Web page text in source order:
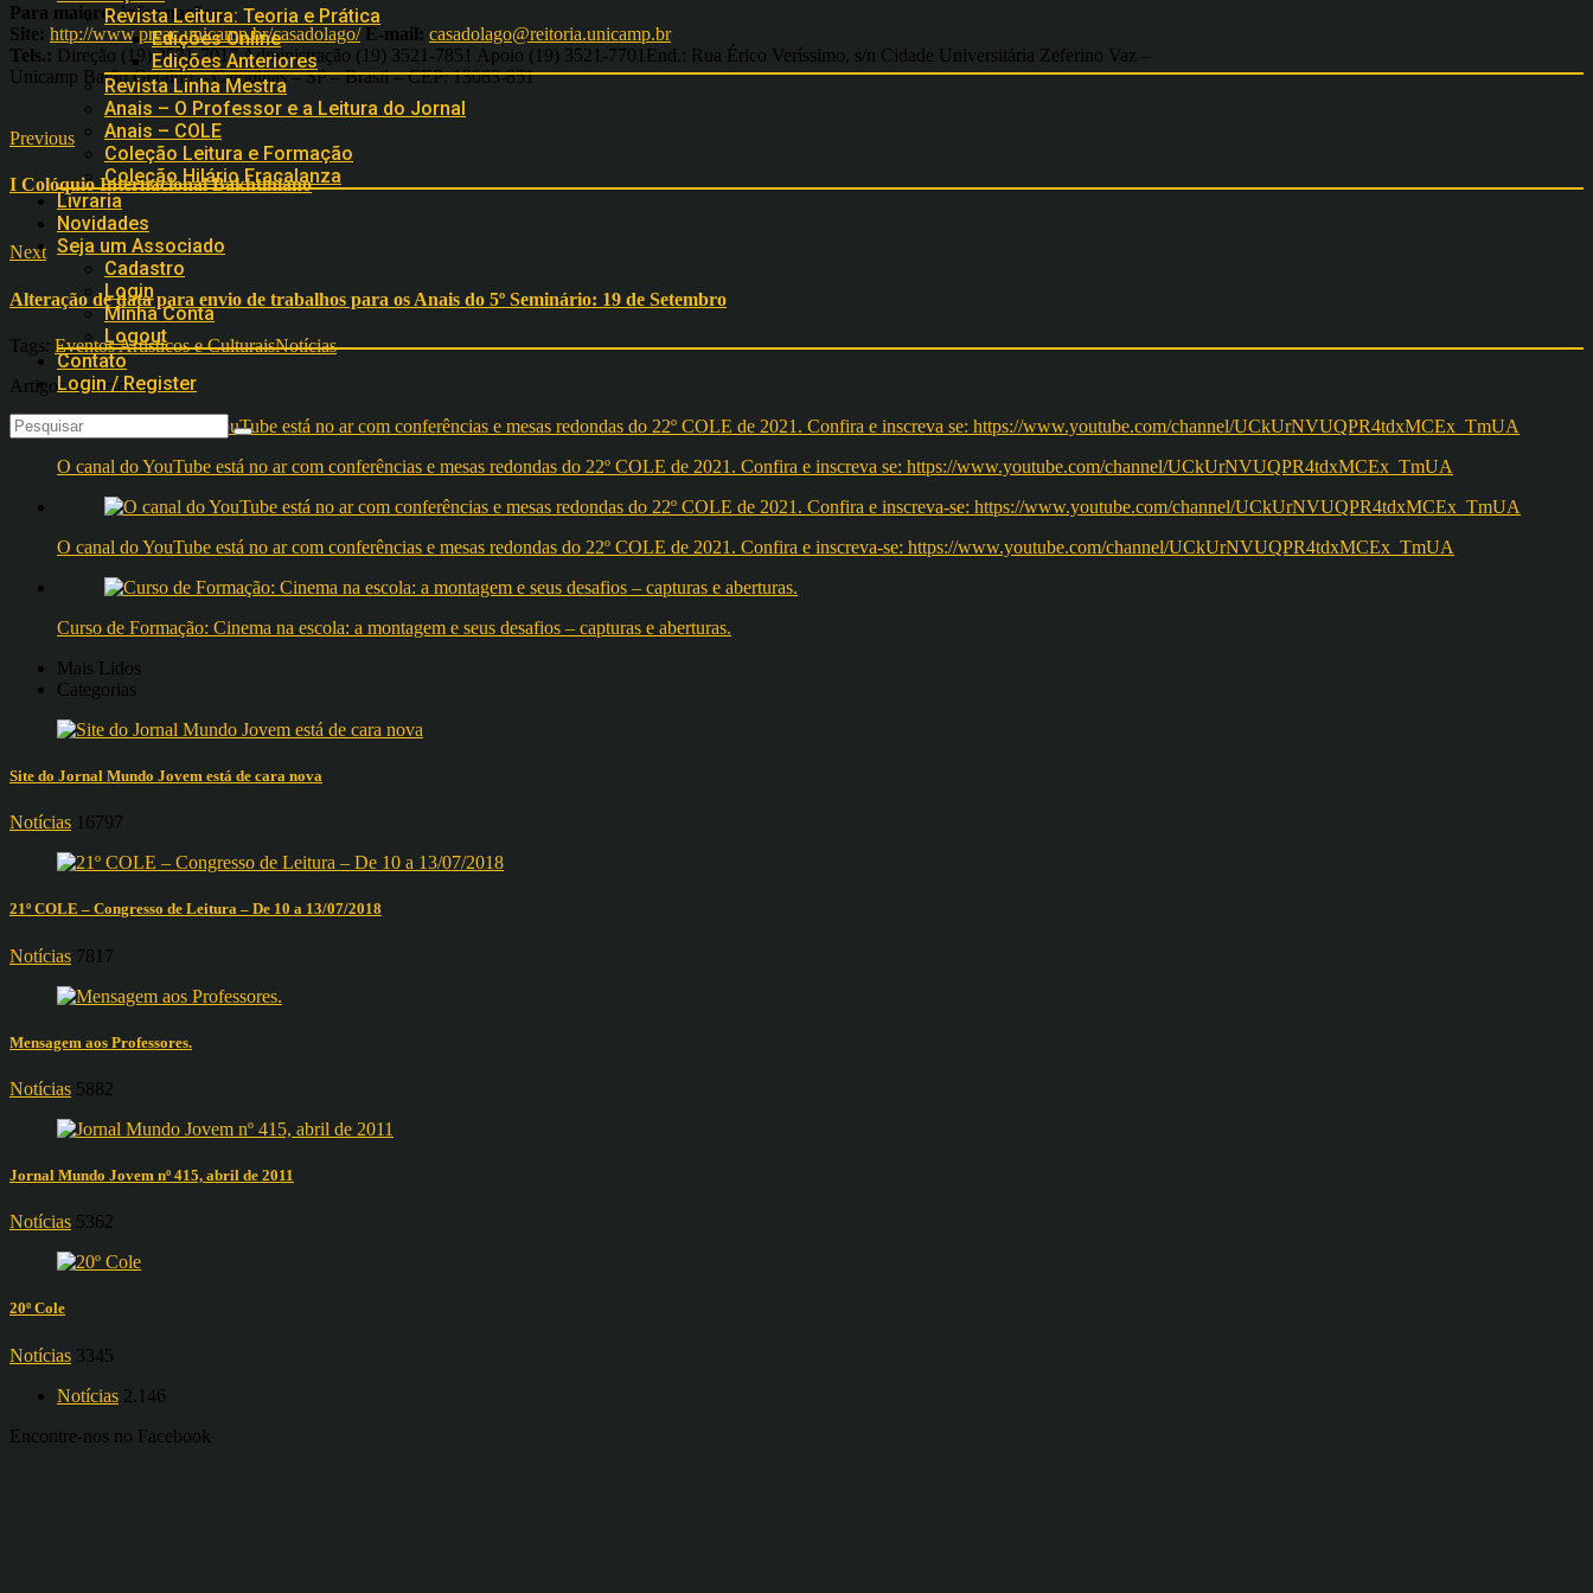
Revista Leitura: Teoria e Prática
Edições Online
Edições Anteriores
Revista Linha Mestra
Anais – O Professor e a Leitura do Jornal
Anais – COLE
Coleção Leitura e Formação
Coleção Hilário Fracalanza
Livraria
Novidades
Seja um Associado
Cadastro
Login
Minha Conta
Logout
Contato
Login / Register
Para maiores informações:
Site: http://www.preac.unicamp.br/casadolago/ E-mail: casadolago@reitoria.unicamp.br
Tels.: Direção (19) 3521-7017 Administração (19) 3521-7851 Apoio (19) 3521-7701End.: Rua Érico Veríssimo, s/n Cidade Universitária Zeferino Vaz –
Unicamp Barão Geraldo – Campinas – SP – Brasil – CEP: 13083-851
Previous
I Colóquio Internacional Bakhtiniano
Next
Alteração de data para envio de trabalhos para os Anais do 5º Seminário: 19 de Setembro
Tags: Eventos Artísticos e CulturaisNotícias
Artigos Relacionados
O canal do YouTube está no ar com conferências e mesas redondas do 22º COLE de 2021. Confira e inscreva se: https://www.youtube.com/channel/UCkUrNVUQPR4tdxMCEx_TmUA
O canal do YouTube está no ar com conferências e mesas redondas do 22º COLE de 2021. Confira e inscreva-se: https://www.youtube.com/channel/UCkUrNVUQPR4tdxMCEx_TmUA
Curso de Formação: Cinema na escola: a montagem e seus desafios – capturas e aberturas.
Mais Lidos
Categorias
Site do Jornal Mundo Jovem está de cara nova
Notícias 16797
21º COLE – Congresso de Leitura – De 10 a 13/07/2018
Notícias 7817
Mensagem aos Professores.
Notícias 5882
Jornal Mundo Jovem nº 415, abril de 2011
Notícias 5362
20º Cole
Notícias 3345
Notícias 2.146
Encontre-nos no Facebook